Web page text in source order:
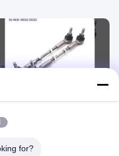
July 08, 2025
for?